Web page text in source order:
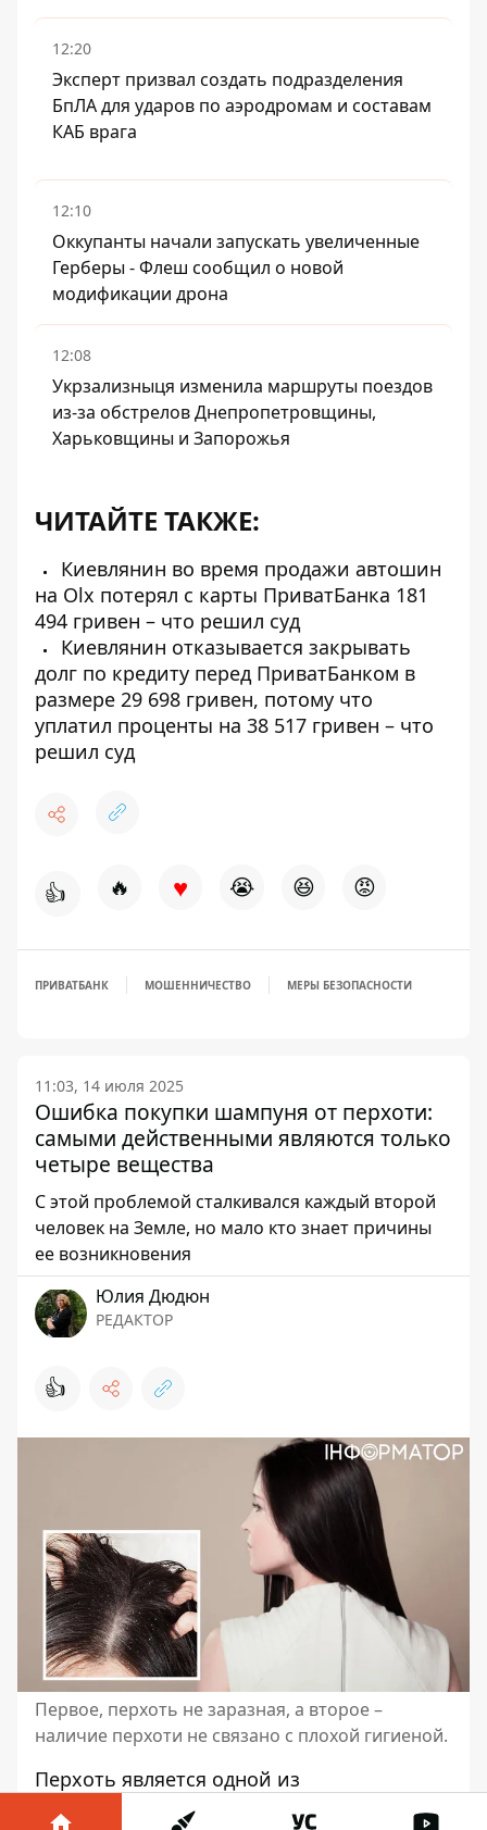
12:20
Эксперт призвал создать подразделения
БпЛА для ударов по аэродромам и составам
КАБ врага
12:10
Оккупанты начали запускать увеличенные
Герберы - Флеш сообщил о новой
модификации дрона
12:08
Укрзализныця изменила маршруты поездов
из-за обстрелов Днепропетровщины,
Харьковщины и Запорожья
ЧИТАЙТЕ ТАКЖЕ:
Киевлянин во время продажи автошин
на Olx потерял с карты ПриватБанка 181
494 гривен – что решил суд
Киевлянин отказывается закрывать
долг по кредиту перед ПриватБанком в
размере 29 698 гривен, потому что
уплатил проценты на 38 517 гривен – что
решил суд
👍 🔥 ♥ 😭 😆 😡
ПРИВАТБАНК МОШЕННИЧЕСТВО МЕРЫ БЕЗОПАСНОСТИ
11:03, 14 июля 2025
Ошибка покупки шампуня от перхоти:
самыми действенными являются только
четыре вещества
С этой проблемой сталкивался каждый второй
человек на Земле, но мало кто знает причины
ее возникновения
Юлия Дюдюн
РЕДАКТОР
👍
Первое, перхоть не заразная, а второе –
наличие перхоти не связано с плохой гигиеной.
Перхоть является одной из
распространенных проблем,